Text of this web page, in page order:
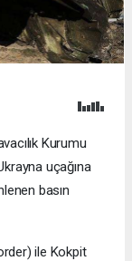
Kurumu
uçağına
basın
ile Kokpit